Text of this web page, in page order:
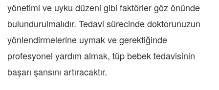
yönetimi ve uyku düzeni gibi faktörler göz önünde
bulundurulmalıdır. Tedavi sürecinde doktorunuzun
yönlendirmelerine uymak ve gerektiğinde
profesyonel yardım almak, tüp bebek tedavisinin
başarı şansını artıracaktır.